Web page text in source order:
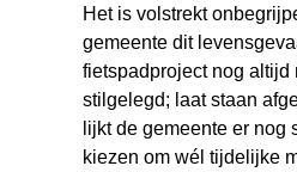
Het is volstrekt
gemeente dit
fietspadproject nog altijd
stilgelegd; laat staan
lijkt de gemeente er nog
kiezen om wél tijdelijke